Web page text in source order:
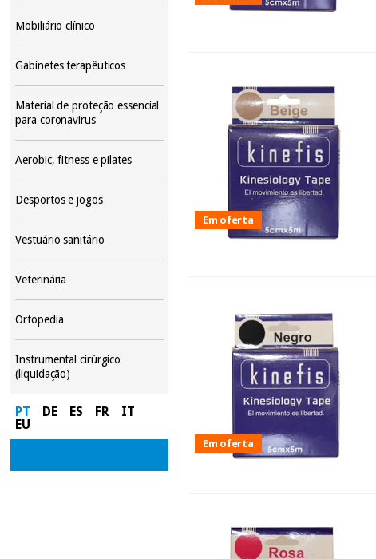
Mobiliário clínico
Gabinetes terapêuticos
Material de proteção essencial
para coronavirus
Aerobic, fitness e pilates
Desportos e jogos
Vestuário sanitário
Veterinária
Ortopedia
Instrumental cirúrgico
(liquidação)
PT DE ES FR
IT
EU
Em oferta
Em oferta